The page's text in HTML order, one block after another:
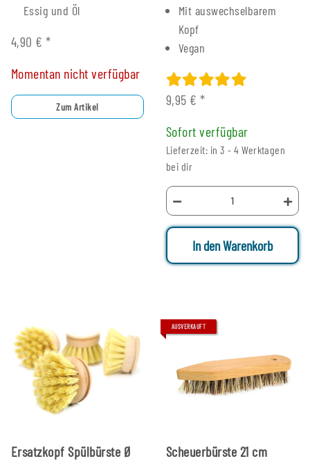
Essig und Öl
4,90 €*
Momentan nicht verfügbar
Zum Artikel
Mit auswechselbarem
Kopf
Vegan
9,95 €*
Sofort verfügbar
Lieferzeit: in 3 - 4 Werktagen
bei dir
In den Warenkorb
Ersatzkopf Spülbürste Ø
AUSVERKAUFT
Scheuerbürste 21 cm